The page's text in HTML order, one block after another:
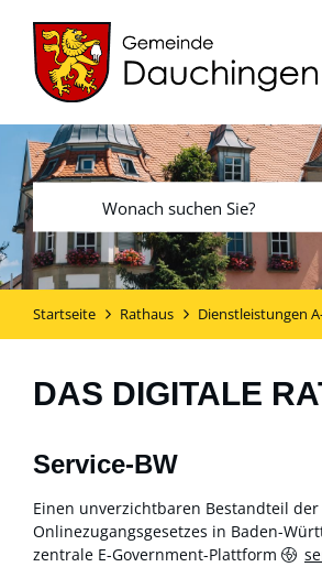
Startseite Rathaus Dienstleistungen
DAS DIGITALE
Service-BW
Einen unverzichtbaren Bestandteil der
Onlinezugangsgesetzes in Baden-
zentrale E-Government-Plattform